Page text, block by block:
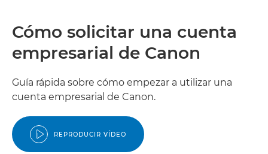
Cómo solicitar una cuenta
empresarial de Canon
Guía rápida sobre cómo empezar a utilizar una
cuenta empresarial de Canon.
REPRODUCIR VÍDEO